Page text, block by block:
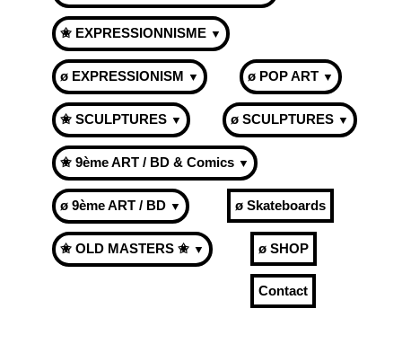
✬ EXPRESSIONNISME ▼
ø EXPRESSIONISM ▼ ø POP ART ▼
✬ SCULPTURES ▼ ø SCULPTURES ▼
✬ 9ème ART / BD & Comics ▼
ø 9ème ART / BD ▼ ø Skateboards
✬ OLD MASTERS ✬ ▼ ø SHOP
Contact